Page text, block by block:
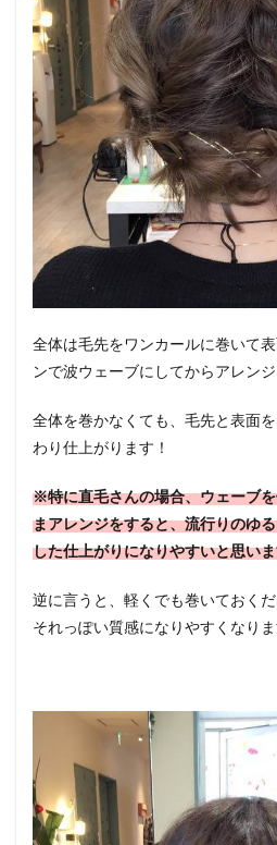
全体は毛先をワンカールに巻いて
ンで波ウェーブにしてからアレンジ
全体を巻かなくても、毛先と表面
わり仕上がります！
※特に直毛さんの場合、ウェーブ
まアレンジをすると、流行りのゆ
した仕上がりになりやすいと思い
逆に言うと、軽くでも巻いておく
それっぽい質感になりやすくなりま